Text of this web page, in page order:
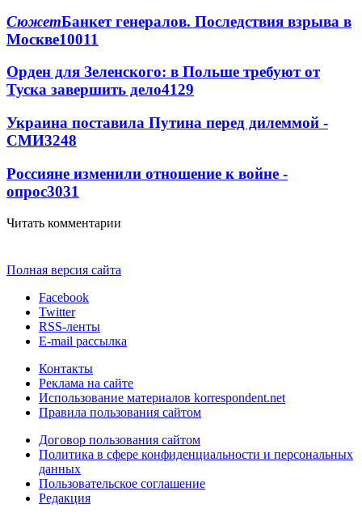
СюжетБанкет генералов. Последствия взрыва в
Москве10011
Орден для Зеленского: в Польше требуют от
Туска завершить дело4129
Украина поставила Путина перед дилеммой -
СМИ3248
Россияне изменили отношение к войне -
опрос3031
Читать комментарии
Полная версия сайта
Facebook
Twitter
RSS-ленты
E-mail рассылка
Контакты
Реклама на сайте
Использование материалов korrespondent.net
Правила пользования сайтом
Договор пользования сайтом
Политика в сфере конфиденциальности и персональных
данных
Пользовательское соглашение
Редакция